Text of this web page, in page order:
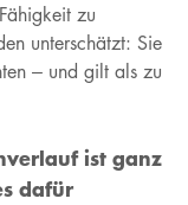
zu
unterschätzt: Sie
– und gilt als zu
ist ganz
dafür